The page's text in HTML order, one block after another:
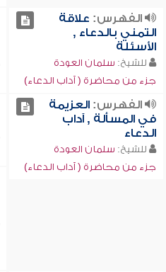
الفهرس: علاقة
التمني بالدعاء ,
الأسئلة
للشيخ: سلمان العودة
جزء من محاضرة ( آداب الدعاء)
الفهرس:العزيمة
في المسألة , آداب
الدعاء
للشيخ: سلمان العودة
جزء من محاضرة ( آداب الدعاء)